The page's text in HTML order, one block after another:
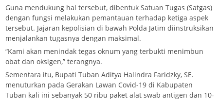
Guna mendukung hal tersebut, dibentuk Satuan Tugas (Satgas)
dengan fungsi melakukan pemantauan terhadap ketiga aspek
tersebut. Jajaran kepolisian di bawah Polda Jatim diinstruksikan
menjalankan tugasnya dengan maksimal.
“Kami akan menindak tegas oknum yang terbukti menimbun
obat dan oksigen,” terangnya.
Sementara itu, Bupati Tuban Aditya Halindra Faridzky, SE.
menuturkan pada Gerakan Lawan Covid-19 di Kabupaten
Tuban kali ini sebanyak 50 ribu paket alat swab antigen dan 10-